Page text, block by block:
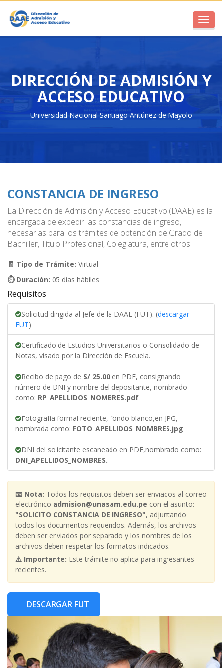
DIRECCIÓN DE ADMISIÓN Y
ACCESO EDUCATIVO
Universidad Nacional Santiago Antúnez de Mayolo
CONSTANCIA DE INGRESO
La Dirección de Admisión y Acceso Educativo (DAAE) es la
encargada de expedir las constancias de ingreso,
necesarias para los trámites de obtención de Grado de
Bachiller, Título Profesional, Colegiatura, entre otros.
🧾 Tipo de Trámite: Virtual
⏱️ Duración: 05 días hábiles
Requisitos
Solicitud dirigida al Jefe de la DAAE (FUT). (descargar
FUT)
Certificado de Estudios Universitarios o Consolidado de
Notas, visado por la Dirección de Escuela.
Recibo de pago de S/ 25.00 en PDF, consignando
número de DNI y nombre del depositante, nombrado
como: RP_APELLIDOS_NOMBRES.pdf
Fotografía formal reciente, fondo blanco,en JPG,
nombrada como: FOTO_APELLIDOS_NOMBRES.jpg
DNI del solicitante escaneado en PDF,nombrado como:
DNI_APELLIDOS_NOMBRES.
📧 Nota: Todos los requisitos deben ser enviados al correo
electrónico admision@unasam.edu.pe con el asunto:
"SOLICITO CONSTANCIA DE INGRESO", adjuntando
todos los documentos requeridos. Además, los archivos
deben ser enviados por separado y los nombres de los
archivos deben respetar los formatos indicados.
⚠️ Importante: Este trámite no aplica para ingresantes
recientes.
DESCARGAR FUT